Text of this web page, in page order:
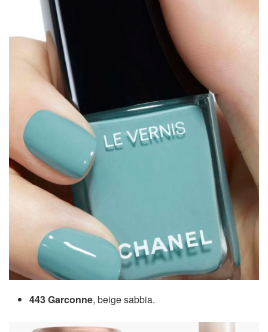
443 Garconne, beige sabbia.